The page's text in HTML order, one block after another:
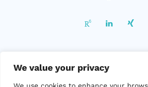
We value your privacy
Impressum|